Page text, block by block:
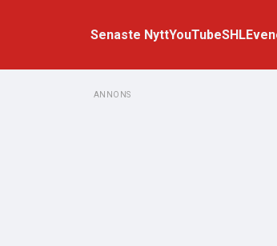
Senaste NyttYouTubeSHL
ANNONS